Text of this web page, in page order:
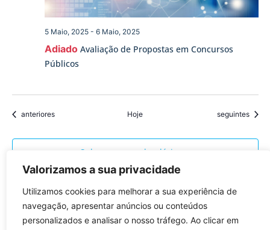
Valorizamos a sua privacidade
Utilizamos cookies para melhorar a sua experiência de
navegação, apresentar anúncios ou conteúdos
personalizados e analisar o nosso tráfego. Ao clicar em
Adiado Avaliação de Propostas em Concursos
Públicos
5 Maio, 2025- 6 Maio, 2025
Eventos
anteriores Hoje Eventos
seguintes
Subscrever o calendário